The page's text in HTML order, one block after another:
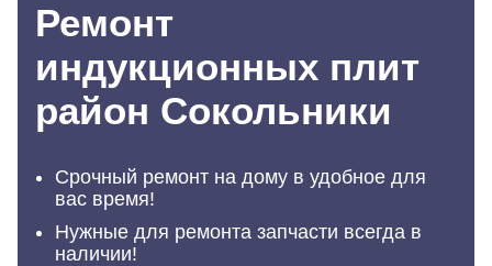
Ремонт
индукционных плит
район Сокольники
Срочный ремонт на дому в удобное для
вас время!
Нужные для ремонта запчасти всегда в
наличии!